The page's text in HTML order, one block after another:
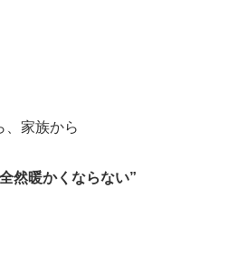
、家族から
然暖かくならない”